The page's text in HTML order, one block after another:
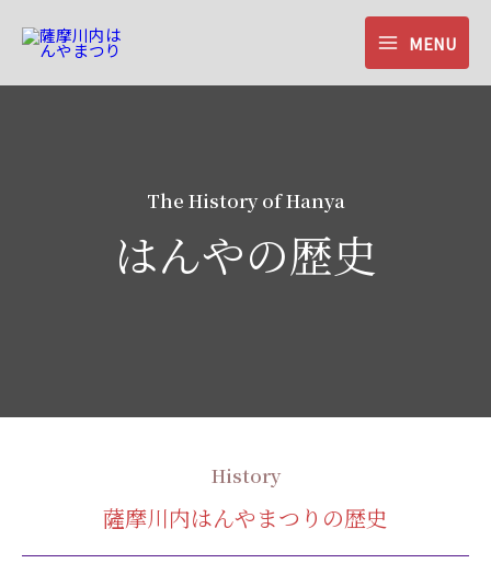
ス
MAIN
MENU
The History of Hanya
はんやの歴史
History
薩摩川内はんやまつりの歴史